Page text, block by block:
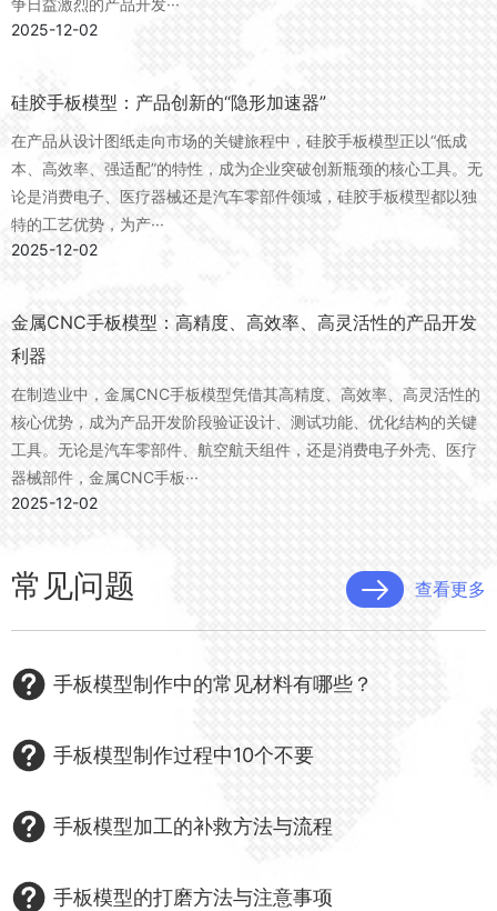
2025-12-02
硅胶手板模型：产品创新的“隐形加速器”
在产品从设计图纸走向市场的关键旅程中，硅胶手板模型正以“低成
本、高效率、强适配”的特性，成为企业突破创新瓶颈的核心工具。无
论是消费电子、医疗器械还是汽车零部件领域，硅胶手板模型都以独
特的工艺优势，为产···
2025-12-02
金属CNC手板模型：高精度、高效率、高灵活性的产品开发
利器
在制造业中，金属CNC手板模型凭借其高精度、高效率、高灵活性的
核心优势，成为产品开发阶段验证设计、测试功能、优化结构的关键
工具。无论是汽车零部件、航空航天组件，还是消费电子外壳、医疗
器械部件，金属CNC手板···
2025-12-02
常见问题 查看更多
手板模型制作中的常见材料有哪些？
手板模型制作过程中10个不要
手板模型加工的补救方法与流程
手板模型的打磨方法与注意事项